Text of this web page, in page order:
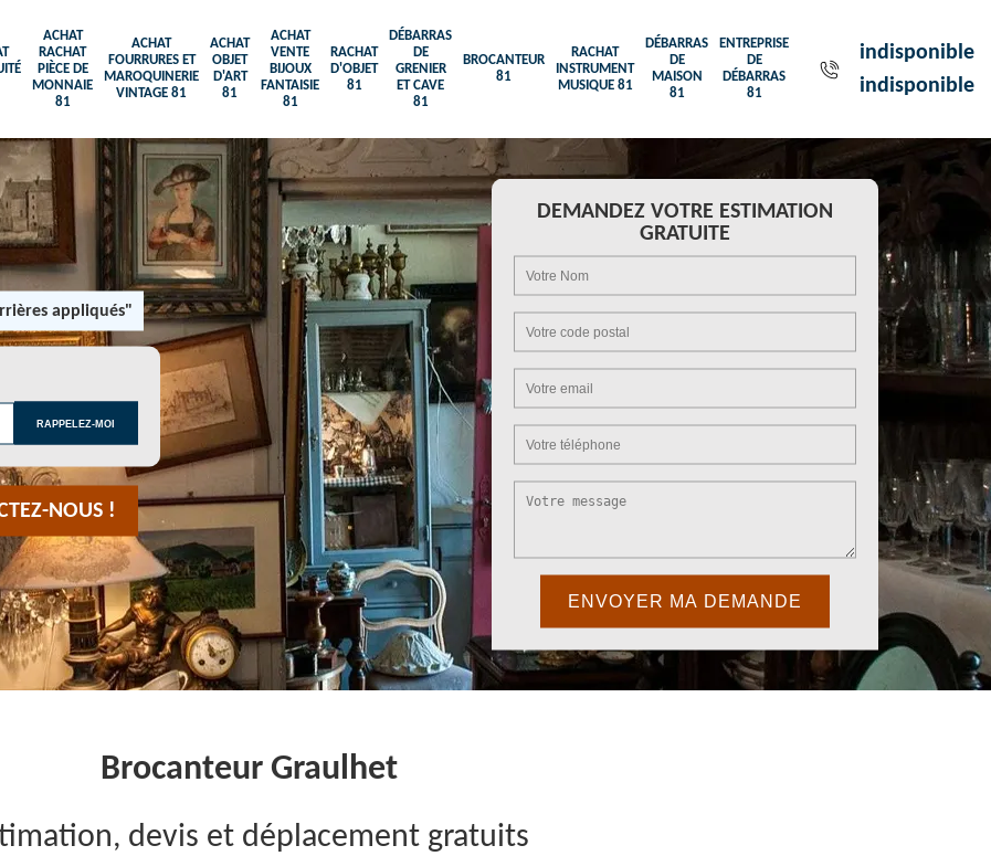
ACHAT
RACHAT
PIÈCE DE
MONNAIE
81
ACHAT
FOURRURES ET
MAROQUINERIE
VINTAGE 81
ACHAT
OBJET
D'ART
81
ACHAT
VENTE
BIJOUX
FANTAISIE
81
RACHAT
D'OBJET
81
DÉBARRAS
DE
GRENIER
ET CAVE
81
BROCANTEUR
81
RACHAT
INSTRUMENT
MUSIQUE 81
DÉBARRAS
DE
MAISON
81
ENTREPRISE
DE
DÉBARRAS
81
indisponible
indisponible
appliqués"
NOUS !
DEMANDEZ VOTRE ESTIMATION
GRATUITE
Brocanteur Graulhet
devis et déplacement gratuits